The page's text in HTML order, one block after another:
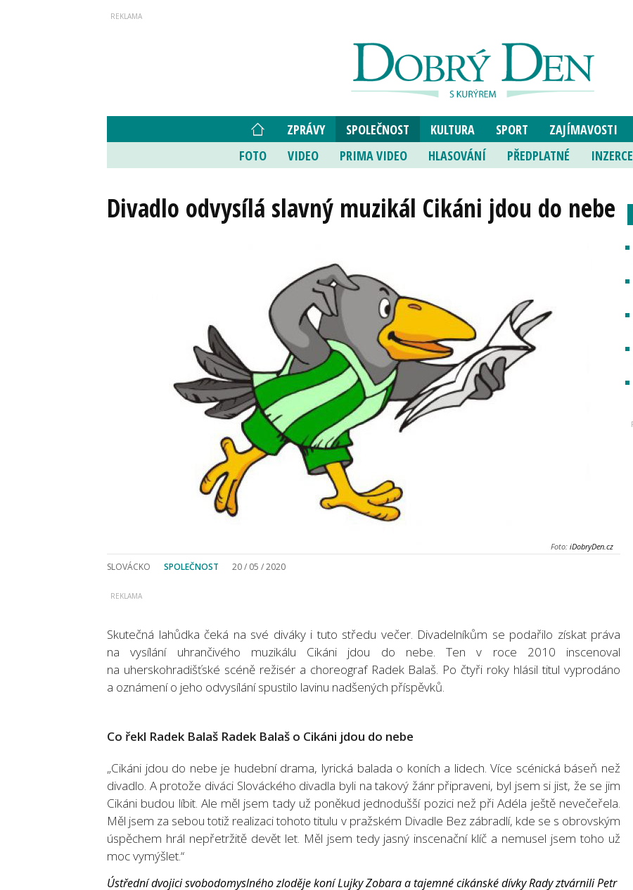
ZPRÁVY SPOLEČNOST KULTURA SPORT ZAJÍMAVOSTI
FOTO
VIDEO PRIMA VIDEO HLASOVÁNÍ PŘEDPLATNÉ INZERCE
Divadlo odvysílá slavný muzikál Cikáni jdou do nebe
Foto: iDobryDen.cz
SLOVÁCKO SPOLEČNOST 20 / 05 / 2020
Skutečná lahůdka čeká na své diváky i tuto středu večer. Divadelníkům se podařilo získat práva
na vysílání uhrančivého muzikálu Cikáni jdou do nebe. Ten v roce 2010 inscenoval
na uherskohradišťské scéně režisér a choreograf Radek Balaš. Po čtyři roky hlásil titul vyprodáno
a oznámení o jeho odvysílání spustilo lavinu nadšených příspěvků.
Co řekl Radek Balaš Radek Balaš o Cikáni jdou do nebe
„Cikáni jdou do nebe je hudební drama, lyrická balada o koních a lidech. Více scénická báseň než
divadlo. A protože diváci Slováckého divadla byli na takový žánr připraveni, byl jsem si jist, že se jim
Cikáni budou líbit. Ale měl jsem tady už poněkud jednodušší pozici než při Adéla ještě nevečeřela.
Měl jsem za sebou totiž realizaci tohoto titulu v pražském Divadle Bez zábradlí, kde se s obrovským
úspěchem hrál nepřetržitě devět let. Měl jsem tedy jasný inscenační klíč a nemusel jsem toho už
moc vymýšlet.“
Ústřední dvojici svobodomyslného zloděje koní Lujky Zobara a tajemné cikánské dívky Rady ztvárnili Petr